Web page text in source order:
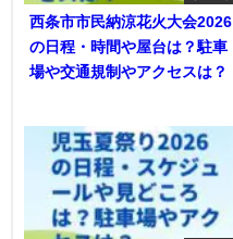
西条市市民納涼花火大会2026
の日程・時間や屋台は？駐車
場や交通規制やアクセスは？